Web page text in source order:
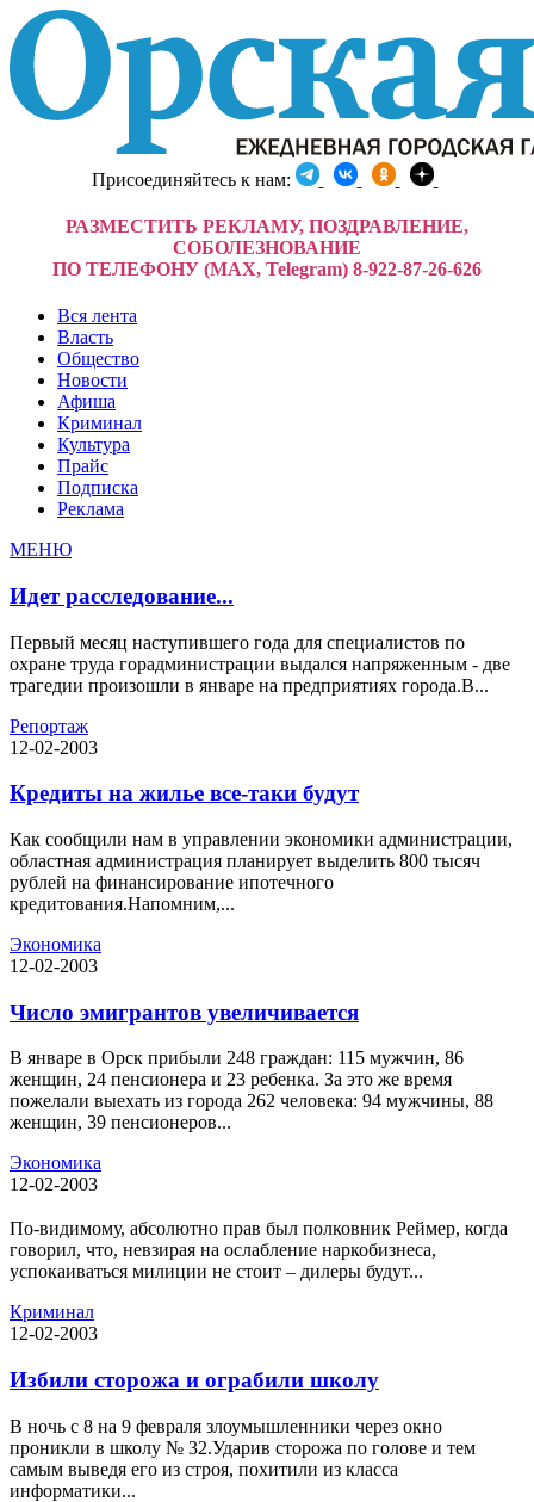
Присоединяйтесь к нам:
РАЗМЕСТИТЬ РЕКЛАМУ, ПОЗДРАВЛЕНИЕ,
СОБОЛЕЗНОВАНИЕ
ПО ТЕЛЕФОНУ (MAX, Telegram) 8-922-87-26-626
Вся лента
Власть
Общество
Новости
Афиша
Криминал
Культура
Прайс
Подписка
Реклама
МЕНЮ
Идет расследование...
Первый месяц наступившего года для специалистов по
охране труда горадминистрации выдался напряженным - две
трагедии произошли в январе на предприятиях города.В...
Репортаж
12-02-2003
Кредиты на жилье все-таки будут
Как сообщили нам в управлении экономики администрации,
областная администрация планирует выделить 800 тысяч
рублей на финансирование ипотечного
кредитования.Напомним,...
Экономика
12-02-2003
Число эмигрантов увеличивается
В январе в Орск прибыли 248 граждан: 115 мужчин, 86
женщин, 24 пенсионера и 23 ребенка. За это же время
пожелали выехать из города 262 человека: 94 мужчины, 88
женщин, 39 пенсионеров...
Экономика
12-02-2003
По-видимому, абсолютно прав был полковник Реймер, когда
говорил, что, невзирая на ослабление наркобизнеса,
успокаиваться милиции не стоит – дилеры будут...
Криминал
12-02-2003
Избили сторожа и ограбили школу
В ночь с 8 на 9 февраля злоумышленники через окно
проникли в школу № 32.Ударив сторожа по голове и тем
самым выведя его из строя, похитили из класса
информатики...